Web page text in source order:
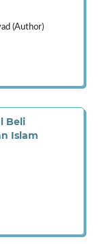
(Author)
Beli
Islam